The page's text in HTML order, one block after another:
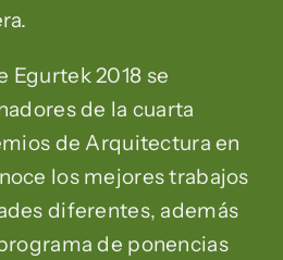
Egurtek 2018 se
de la cuarta
de Arquitectura en
los mejores trabajos
diferentes, además
de ponencias